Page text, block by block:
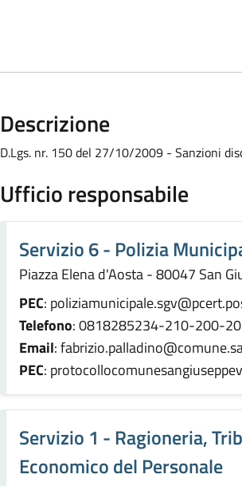
Descrizione
D.Lgs. nr. 150 del 27/10/2009 - Sanzioni
Ufficio responsabile
Servizio 6 - Polizia
Piazza Elena d'Aosta - 80047 San
PEC:
Telefono: 0818285234-210-200-
Email:
PEC:
Servizio 1 - Ragioneria,
Economico del Personale